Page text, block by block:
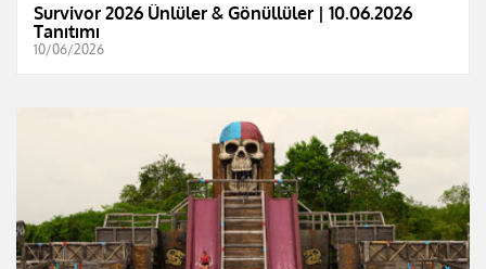
Survivor 2026 Ünlüler & Gönüllüler | 10.06.2026
Tanıtımı
10/06/2026